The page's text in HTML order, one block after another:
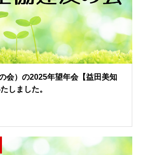
会）の2025年望年会【益田美知
しました。